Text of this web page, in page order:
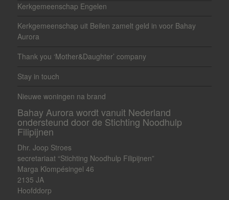
Kerkgemeenschap Engelen
Kerkgemeenschap uit Beilen zamelt geld in voor Bahay
Aurora
Thank you ‘Mother&Daughter’ company
Stay in touch
Nieuwe woningen na brand
Bahay Aurora wordt vanuit Nederland
ondersteund door de Stichting Noodhulp
Filipijnen
Dhr. Joop Stroes
secretariaat “Stichting Noodhulp Filipijnen”
Marga Klompésingel 46
2135 JA
Hoofddorp